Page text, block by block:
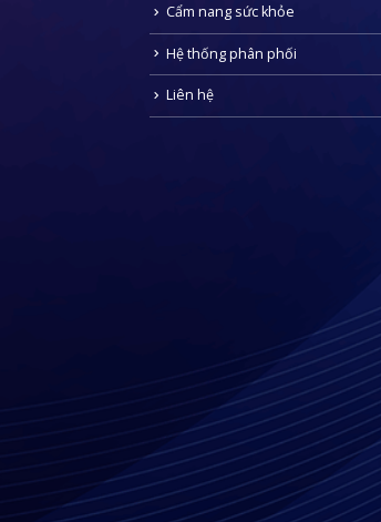
Cẩm nang sức khỏe
Hệ thống phân phối
Liên hệ